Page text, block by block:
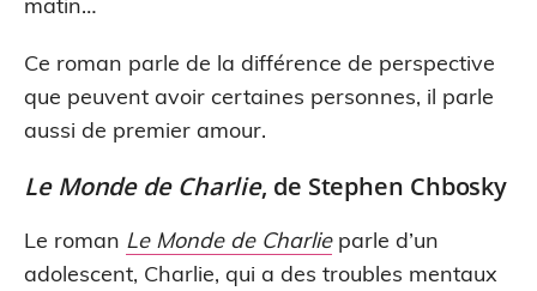
Ce roman parle de la différence de perspective
que peuvent avoir certaines personnes, il parle
aussi de premier amour.
Le Monde de Charlie, de Stephen Chbosky
Le roman Le Monde de Charlieparle d’un
adolescent, Charlie, qui a des troubles mentaux